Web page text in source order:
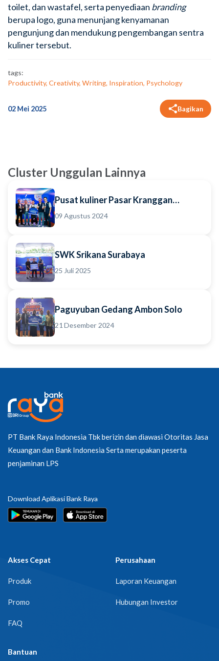
toilet, dan wastafel, serta penyediaan branding
berupa logo, guna menunjang kenyamanan
pengunjung dan mendukung pengembangan sentra
kuliner tersebut.
tags:
Productivity, Creativity, Writing, Inspiration, Psychology
02 Mei 2025 Bagikan
Cluster Unggulan Lainnya
Pusat kuliner Pasar Kranggan
Yogyakarta
09 Agustus 2024
SWK Srikana Surabaya
25 Juli 2025
Paguyuban Gedang Ambon Solo
21 Desember 2024
PT Bank Raya Indonesia Tbk berizin dan diawasi Otoritas Jasa
Keuangan dan Bank Indonesia Serta merupakan peserta
penjaminan LPS
Download Aplikasi Bank Raya
Akses Cepat
Produk
Promo
FAQ
Perusahaan
Laporan Keuangan
Hubungan Investor
Bantuan